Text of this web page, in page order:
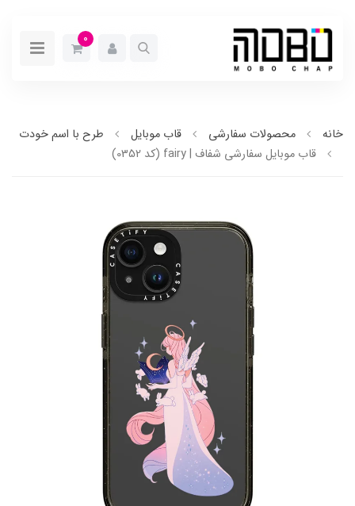
0
خانه محصولات سفارشی قاب موبایل
طرح با اسم خودت
قاب موبایل سفارشی شفاف | fairy (کد 0352)